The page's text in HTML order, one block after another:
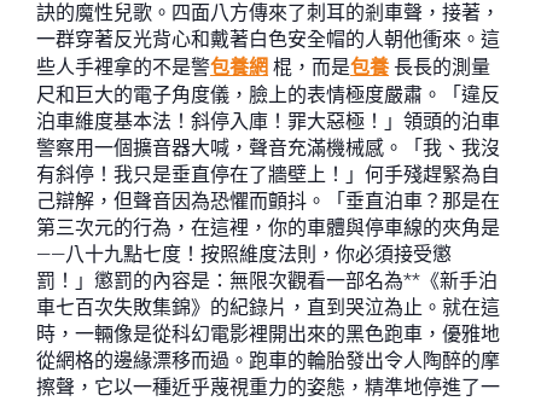
訣的魔性兒歌。四面八方傳來了刺耳的剎車聲，接著，
一群穿著反光背心和戴著白色安全帽的人朝他衝來。這
些人手裡拿的不是警包養網 棍，而是包養 長長的測量
尺和巨大的電子角度儀，臉上的表情極度嚴肅。「違反
泊車維度基本法！斜停入庫！罪大惡極！」領頭的泊車
警察用一個擴音器大喊，聲音充滿機械感。「我、我沒
有斜停！我只是垂直停在了牆壁上！」何手殘趕緊為自
己辯解，但聲音因為恐懼而顫抖。「垂直泊車？那是在
第三次元的行為，在這裡，你的車體與停車線的夾角是
——八十九點七度！按照維度法則，你必須接受懲
罰！」懲罰的內容是：無限次觀看一部名為**《新手泊
車七百次失敗集錦》的紀錄片，直到哭泣為止。就在這
時，一輛像是從科幻電影裡開出來的黑色跑車，優雅地
從網格的邊緣漂移而過。跑車的輪胎發出令人陶醉的摩
擦聲，它以一種近乎蔑視重力的姿態，精準地停進了一